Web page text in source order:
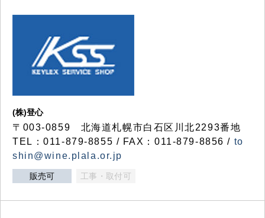
(株)登心
〒003-0859 北海道札幌市白石区川北2293番地
TEL：011-879-8855 / FAX：011-879-8856 / to
shin@wine.plala.or.jp
販売可 工事・取付可